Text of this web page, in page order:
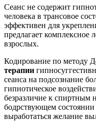
Сеанс не содержит
человека в трансовое
эффективен для
предлагает комплексное
взрослых.
Кодирование по методу
терапии
сеанса на подсознание
гипнотическое
безразличие к спиртным
бодрствующем
выработаться желание